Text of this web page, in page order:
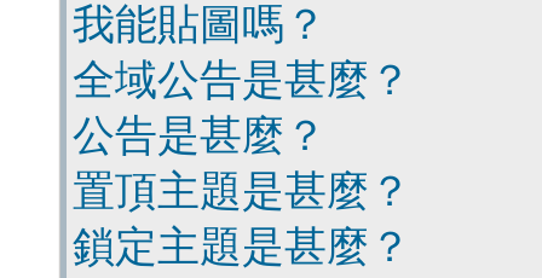
我能貼圖嗎？
全域公告是甚麼？
公告是甚麼？
置頂主題是甚麼？
鎖定主題是甚麼？